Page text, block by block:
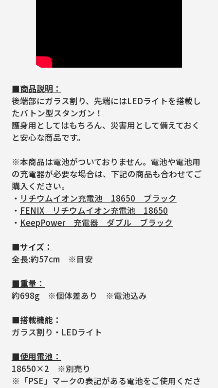
■商品説明：
後端部にガラス割り、先端にはLEDライトを搭載し
たバトン型スタンガン！
護身用としてはもちろん、災害用として備えておく
と安心な商品です。
※本商品は電池がついておりません。電池や電池用
の充電器が必要な場合は、下記の商品も合わせてご
購入ください。
・ リチウムイオン充電池 18650 ブラック
・ FENIX リチウムイオン充電池 18650
・ KeepPower 充電器 ダブル ブラック
■サイズ：
全長:約57cm ※目安
■重量：
約698g ※個体差あり ※電池込み
■搭載機能：
ガラス割り・LEDライト
■使用電池：
18650×2 ※別売り
※「PSE」マークの表記がある電池をご使用くださ